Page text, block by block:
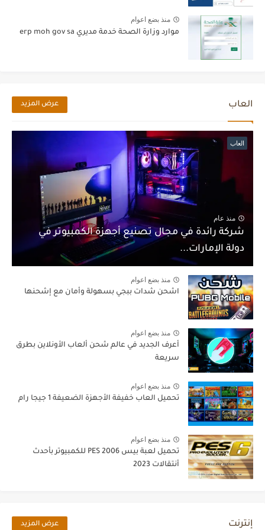
منذ بضع اعوام
موارد وزارة الصحة خدمة مديري erp moh gov sa
العاب عرض المزيد
العاب
منذ عام
شركة رائدة في مجال تصنيع أجهزة الكمبيوتر في
دولة الإمارات...
منذ بضع اعوام
اشحن شدات ببجي بسهولة وأمان مع إشحنها
منذ بضع اعوام
أعرف الجديد في عالم شحن ألعاب الأونلاين بطرق
سريعة
منذ بضع اعوام
تحميل العاب خفيفة الأجهزة الضعيفة 1 جيجا رام
منذ بضع اعوام
تحميل لعبة بيس PES 2006 للكمبيوتر بأحدث
أنتقالات 2023
إنترنت عرض المزيد